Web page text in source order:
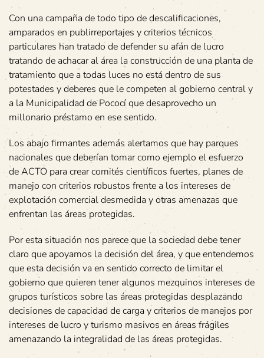
Con una campaña de todo tipo de descalificaciones,
amparados en publirreportajes y criterios técnicos
particulares han tratado de defender su afán de lucro
tratando de achacar al área la construcción de una planta de
tratamiento que a todas luces no está dentro de sus
potestades y deberes que le competen al gobierno central y
a la Municipalidad de Pococí que desaprovecho un
millonario préstamo en ese sentido.
Los abajo firmantes además alertamos que hay parques
nacionales que deberían tomar como ejemplo el esfuerzo
de ACTO para crear comités científicos fuertes, planes de
manejo con criterios robustos frente a los intereses de
explotación comercial desmedida y otras amenazas que
enfrentan las áreas protegidas.
Por esta situación nos parece que la sociedad debe tener
claro que apoyamos la decisión del área, y que entendemos
que esta decisión va en sentido correcto de limitar el
gobierno que quieren tener algunos mezquinos intereses de
grupos turísticos sobre las áreas protegidas desplazando
decisiones de capacidad de carga y criterios de manejos por
intereses de lucro y turismo masivos en áreas frágiles
amenazando la integralidad de las áreas protegidas.